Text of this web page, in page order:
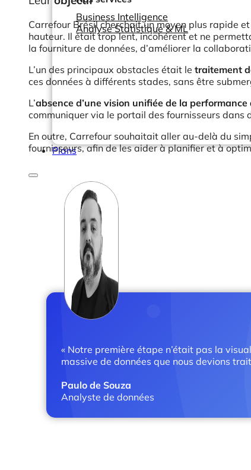
Business Intelligence
Analyse Statistique & ML
Plans
Carrefour Brésil cherchait un moyen plus rapide
hauteur. Il était trop lent, incohérent et ne
la fourniture de données, d’améliorer la
L’un des principaux obstacles était le traitement
ces données à différents stades, sans être
L’absence d’une vision unifiée de la
communiquer via le portail des fournisseurs dans
En outre, Carrefour souhaitait aller au-delà du
fournisseurs, afin de les aider à planifier et à
« Notre première étape n’était pas la
massive de données que nous devions
Paulo de Souza
Analyste de données